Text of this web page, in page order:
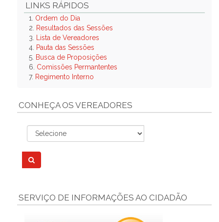
LINKS RÁPIDOS
1. Ordem do Dia
2.
Resultados das Sessões
3.
Lista de Vereadores
4. Pauta das Sessões
5. Busca de Proposições
6. Comissões Permantentes
7. Regimento Interno
CONHEÇA OS VEREADORES
SERVIÇO DE INFORMAÇÕES AO CIDADÃO